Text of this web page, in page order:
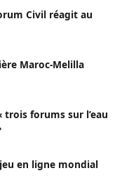
Civil réagit au
Maroc-Melilla
trois forums sur l’eau
en ligne mondial